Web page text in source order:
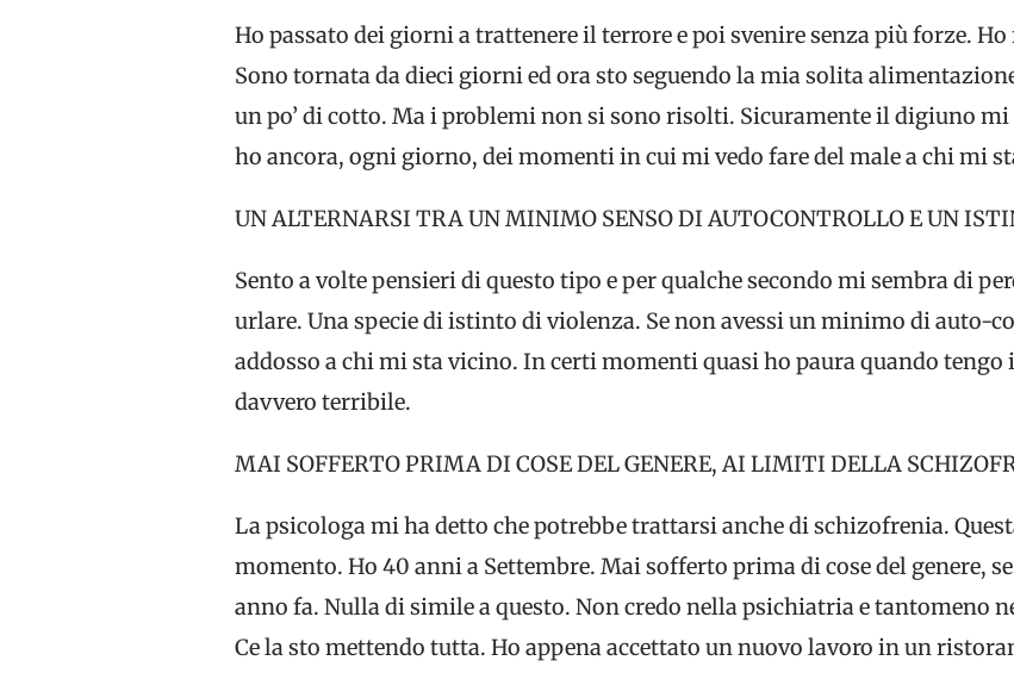
Ho passato dei giorni a trattenere il terrore e poi svenire senza più forze.
Sono tornata da dieci giorni ed ora sto seguendo la mia solita
un po’ di cotto. Ma i problemi non si sono risolti. Sicuramente il digiuno
ho ancora, ogni giorno, dei momenti in cui mi vedo fare del male a chi mi
UN ALTERNARSI TRA UN MINIMO SENSO DI AUTOCONTROLLO E UN
Sento a volte pensieri di questo tipo e per qualche secondo mi sembra di
urlare. Una specie di istinto di violenza. Se non avessi un minimo di auto-
addosso a chi mi sta vicino. In certi momenti quasi ho paura quando tengo
davvero terribile.
MAI SOFFERTO PRIMA DI COSE DEL GENERE, AI LIMITI DELLA
La psicologa mi ha detto che potrebbe trattarsi anche di schizofrenia.
momento. Ho 40 anni a Settembre. Mai sofferto prima di cose del genere,
anno fa. Nulla di simile a questo. Non credo nella psichiatria e tantomeno
Ce la sto mettendo tutta. Ho appena accettato un nuovo lavoro in un